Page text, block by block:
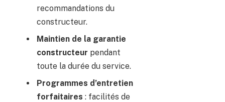
recommandations du
constructeur.
Maintien de la garantie
constructeur pendant
toute la durée du service.
Programmes d’entretien
forfaitaires : facilités de